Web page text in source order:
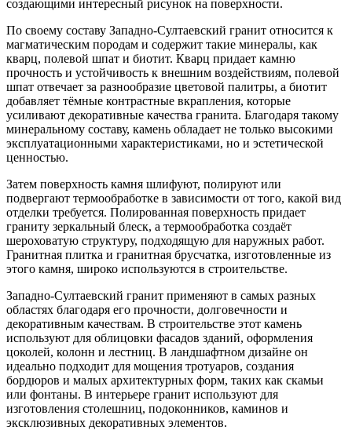
создающими интересный рисунок на поверхности.
По своему составу Западно-Султаевский гранит относится к
магматическим породам и содержит такие минералы, как
кварц, полевой шпат и биотит. Кварц придает камню
прочность и устойчивость к внешним воздействиям, полевой
шпат отвечает за разнообразие цветовой палитры, а биотит
добавляет тёмные контрастные вкрапления, которые
усиливают декоративные качества гранита. Благодаря такому
минеральному составу, камень обладает не только высокими
эксплуатационными характеристиками, но и эстетической
ценностью.
Затем поверхность камня шлифуют, полируют или
подвергают термообработке в зависимости от того, какой вид
отделки требуется. Полированная поверхность придает
граниту зеркальный блеск, а термообработка создаёт
шероховатую структуру, подходящую для наружных работ.
Гранитная плитка и гранитная брусчатка, изготовленные из
этого камня, широко используются в строительстве.
Западно-Султаевский гранит применяют в самых разных
областях благодаря его прочности, долговечности и
декоративным качествам. В строительстве этот камень
используют для облицовки фасадов зданий, оформления
цоколей, колонн и лестниц. В ландшафтном дизайне он
идеально подходит для мощения тротуаров, создания
бордюров и малых архитектурных форм, таких как скамьи
или фонтаны. В интерьере гранит используют для
изготовления столешниц, подоконников, каминов и
эксклюзивных декоративных элементов.